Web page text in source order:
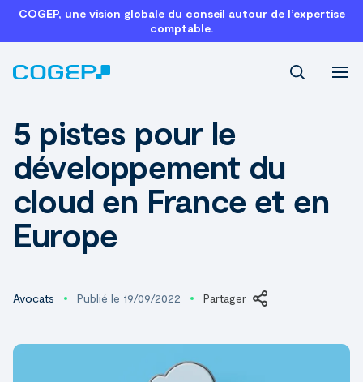
COGEP, une vision globale du conseil autour de l’expertise
comptable.
5 pistes pour le
développement du
cloud en France et en
Europe
Avocats Publié le 19/09/2022 Partager
LinkedIn